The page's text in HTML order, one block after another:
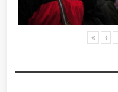
« ‹